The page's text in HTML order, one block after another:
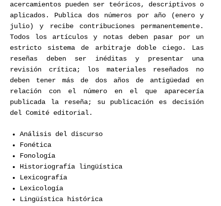
acercamientos pueden ser teóricos, descriptivos o
aplicados. Publica dos números por año (enero y
julio) y recibe contribuciones permanentemente.
Todos los artículos y notas deben pasar por un
estricto sistema de arbitraje doble ciego. Las
reseñas deben ser inéditas y presentar una
revisión crítica; los materiales reseñados no
deben tener más de dos años de antigüedad en
relación con el número en el que aparecería
publicada la reseña; su publicación es decisión
del Comité editorial.
Análisis del discurso
Fonética
Fonología
Historiografía lingüística
Lexicografía
Lexicología
Lingüística histórica